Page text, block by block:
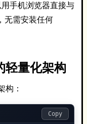
手机浏览器直接与
无需安装任何
轻量化架构
构：
Copy